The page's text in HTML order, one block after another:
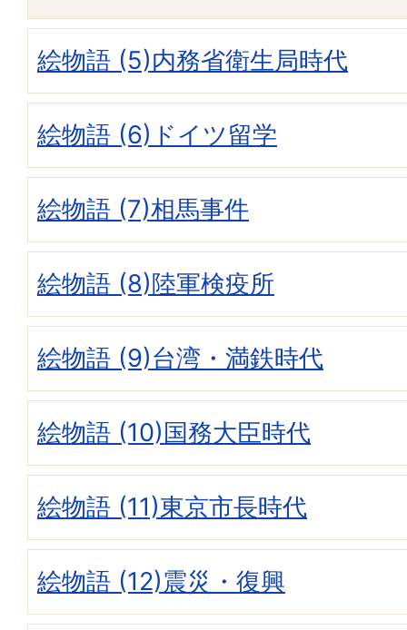
絵物語 (5)内務省衛生局時代
絵物語 (6)ドイツ留学
絵物語 (7)相馬事件
絵物語 (8)陸軍検疫所
絵物語 (9)台湾・満鉄時代
絵物語 (10)国務大臣時代
絵物語 (11)東京市長時代
絵物語 (12)震災・復興